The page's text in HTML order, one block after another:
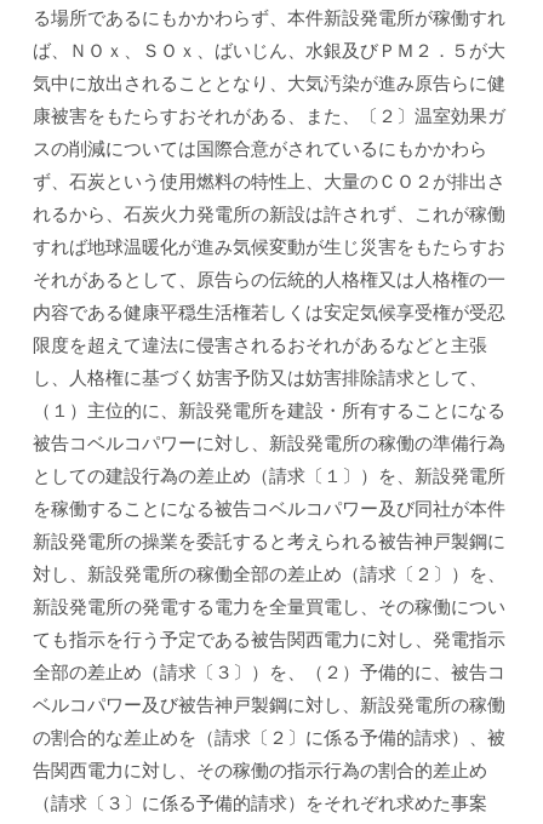
る場所であるにもかかわらず、本件新設発電所が稼働すれ
ば、ＮＯｘ、ＳＯｘ、ばいじん、水銀及びＰＭ２．５が大
気中に放出されることとなり、大気汚染が進み原告らに健
康被害をもたらすおそれがある、また、〔２〕温室効果ガ
スの削減については国際合意がされているにもかかわら
ず、石炭という使用燃料の特性上、大量のＣＯ２が排出さ
れるから、石炭火力発電所の新設は許されず、これが稼働
すれば地球温暖化が進み気候変動が生じ災害をもたらすお
それがあるとして、原告らの伝統的人格権又は人格権の一
内容である健康平穏生活権若しくは安定気候享受権が受忍
限度を超えて違法に侵害されるおそれがあるなどと主張
し、人格権に基づく妨害予防又は妨害排除請求として、
（１）主位的に、新設発電所を建設・所有することになる
被告コベルコパワーに対し、新設発電所の稼働の準備行為
としての建設行為の差止め（請求〔１〕）を、新設発電所
を稼働することになる被告コベルコパワー及び同社が本件
新設発電所の操業を委託すると考えられる被告神戸製鋼に
対し、新設発電所の稼働全部の差止め（請求〔２〕）を、
新設発電所の発電する電力を全量買電し、その稼働につい
ても指示を行う予定である被告関西電力に対し、発電指示
全部の差止め（請求〔３〕）を、（２）予備的に、被告コ
ベルコパワー及び被告神戸製鋼に対し、新設発電所の稼働
の割合的な差止めを（請求〔２〕に係る予備的請求）、被
告関西電力に対し、その稼働の指示行為の割合的差止め
（請求〔３〕に係る予備的請求）をそれぞれ求めた事案